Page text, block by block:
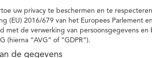
uw privacy te beschermen en te
(EU) 2016/679 van het Europees Parlement
met de verwerking van persoonsgegevens
(hierna “AVG” of “GDPR”).
de gegevens